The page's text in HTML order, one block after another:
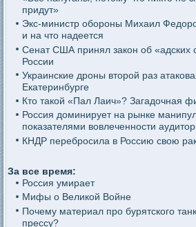
придут»
Экс-министр обороны Михаил
и на что надеется
Сенат США принял закон об «адских
России
Украинские дроны второй раз
Екатеринбурге
Кто такой «Пал Лаич»? Загадочная
Россия доминирует на рынке
показателями вовлеченности
КНДР перебросила в Россию свою
За все время:
Россия умирает
Мифы о Великой Войне
Почему материал про бурятского
прессу?